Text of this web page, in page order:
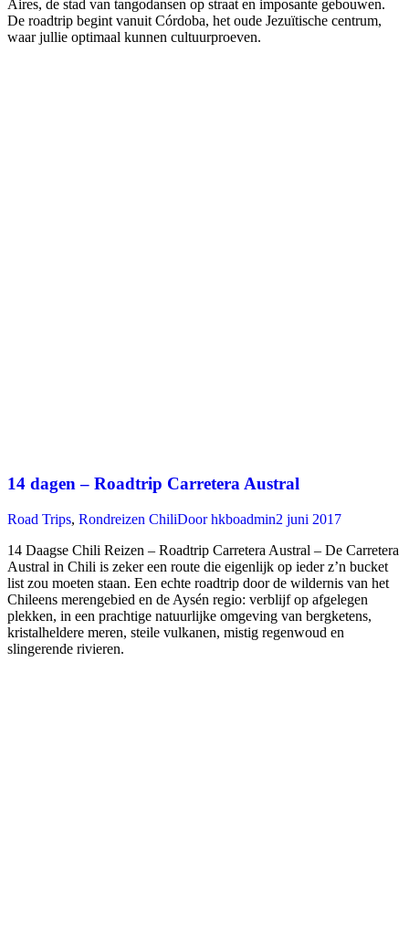
Aires, de stad van tangodansen op straat en imposante gebouwen.
De roadtrip begint vanuit Córdoba, het oude Jezuïtische centrum,
waar jullie optimaal kunnen cultuurproeven.
14 dagen – Roadtrip Carretera Austral
Road Trips, Rondreizen ChiliDoorhkboadmin2 juni 2017
14 Daagse Chili Reizen – Roadtrip Carretera Austral – De Carretera
Austral in Chili is zeker een route die eigenlijk op ieder z’n bucket
list zou moeten staan. Een echte roadtrip door de wildernis van het
Chileens merengebied en de Aysén regio: verblijf op afgelegen
plekken, in een prachtige natuurlijke omgeving van bergketens,
kristalheldere meren, steile vulkanen, mistig regenwoud en
slingerende rivieren.